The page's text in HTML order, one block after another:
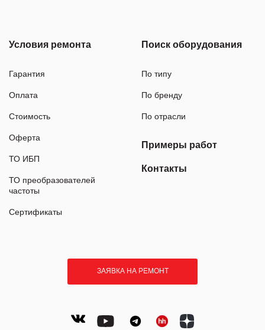
Условия ремонта
Гарантия
Оплата
Стоимость
Оферта
ТО ИБП
ТО преобразователей
частоты
Сертификаты
Поиск оборудования
По типу
По бренду
По отрасли
Примеры работ
Контакты
ЗАЯВКА НА РЕМОНТ